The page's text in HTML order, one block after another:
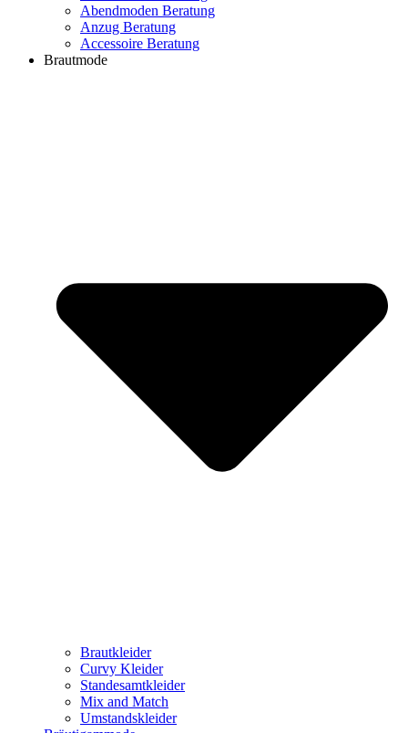
Abendmoden Beratung
Anzug Beratung
Accessoire Beratung
Brautmode
Brautkleider
Curvy Kleider
Standesamtkleider
Mix and Match
Umstandskleider